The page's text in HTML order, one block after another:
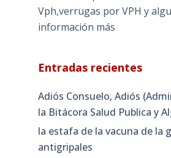
Vph,verrugas por VPH y
información más
Entradas recientes
Adiós Consuelo, Adiós
la Bitácora Salud Publica y
la estafa de la vacuna de la
antigripales